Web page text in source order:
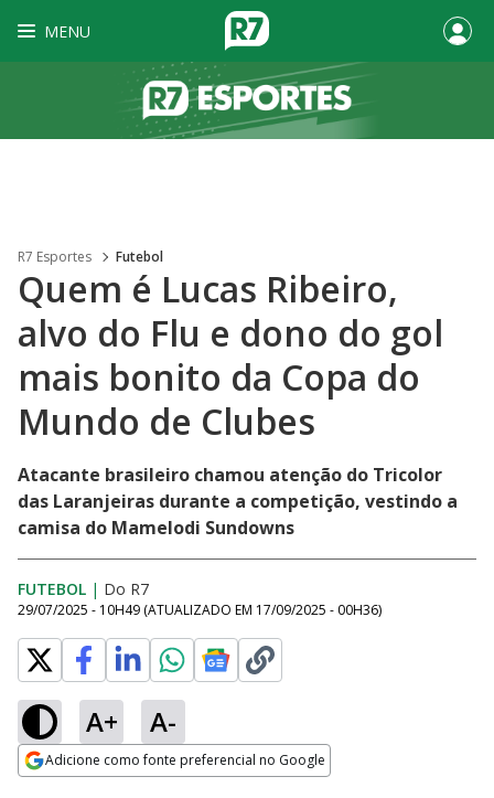
MENU
R7 Esportes Futebol
Quem é Lucas Ribeiro,
alvo do Flu e dono do gol
mais bonito da Copa do
Mundo de Clubes
Atacante brasileiro chamou atenção do Tricolor
das Laranjeiras durante a competição, vestindo a
camisa do Mamelodi Sundowns
FUTEBOL | Do R7
29/07/2025 - 10H49 (ATUALIZADO EM 17/09/2025 - 00H36)
A+ A-
Adicione como fonte preferencial no Google